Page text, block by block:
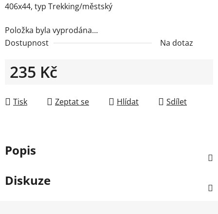
406x44, typ Trekking/městský
Položka byla vyprodána…
Dostupnost
Na dotaz
235 Kč
Tisk
Zeptat se Hlídat Sdílet
Popis
Diskuze